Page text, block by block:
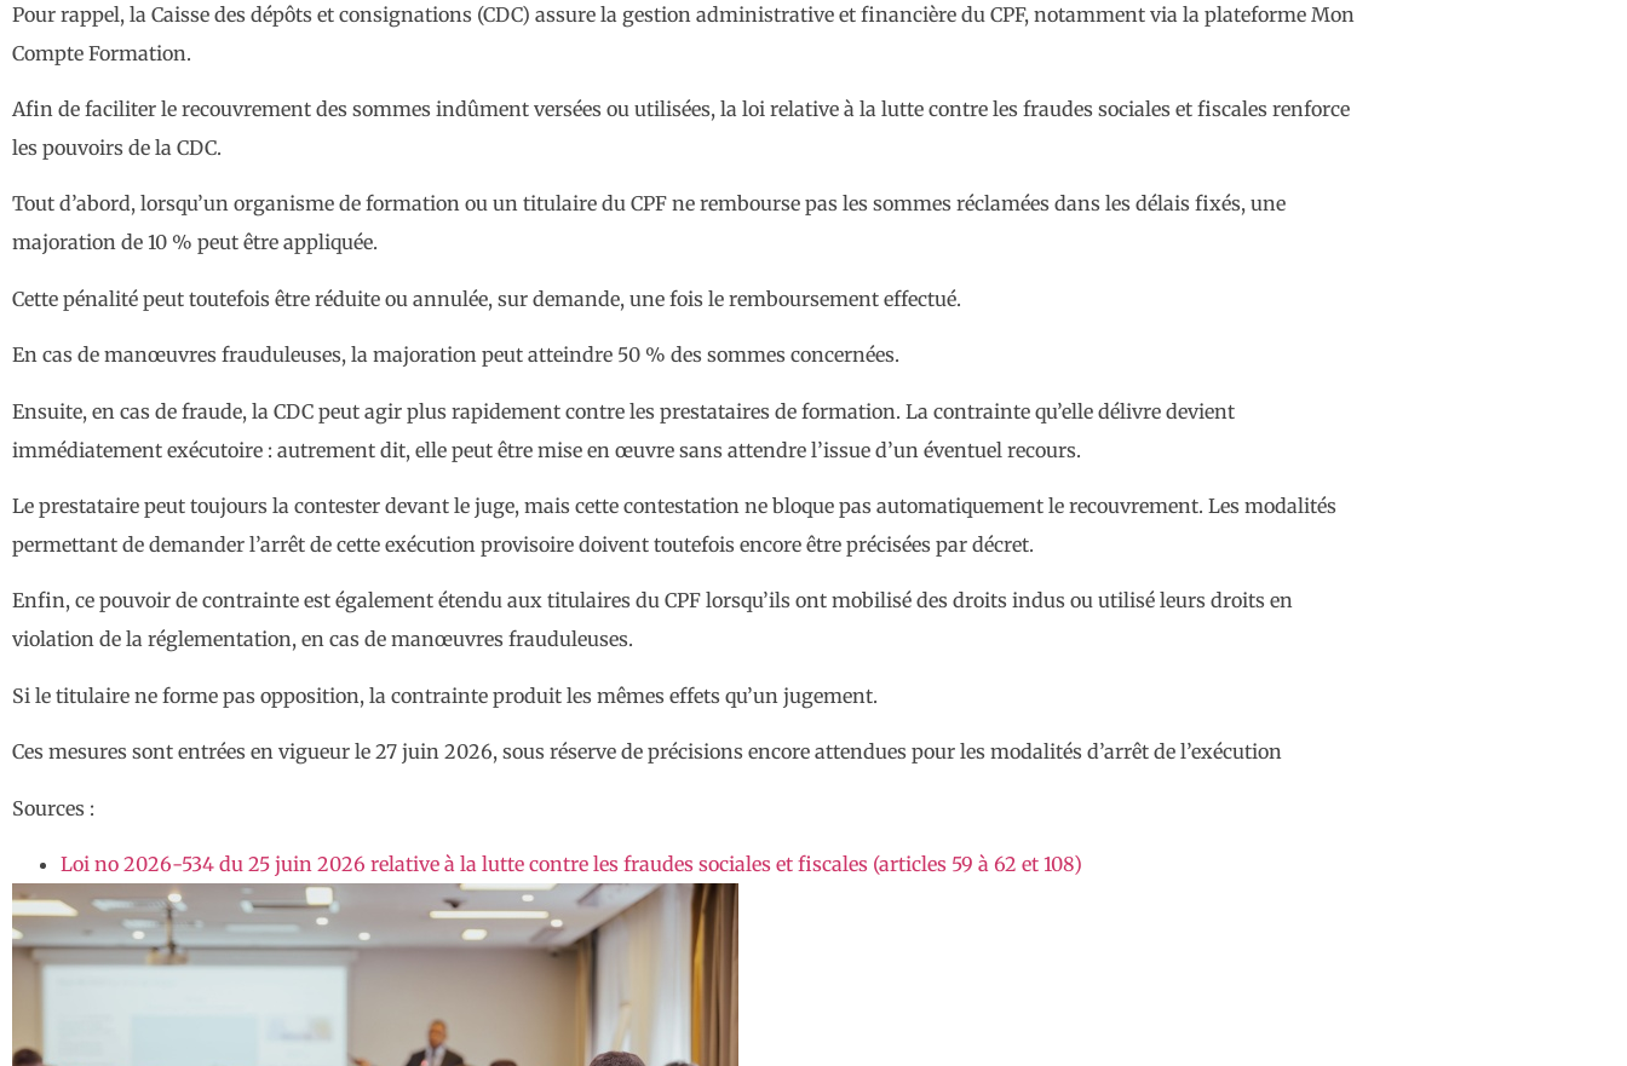
Pour rappel, la Caisse des dépôts et consignations (CDC) assure la gestion administrative et financière du CPF, notamment via la plateforme Mon
Compte Formation.
Afin de faciliter le recouvrement des sommes indûment versées ou utilisées, la loi relative à la lutte contre les fraudes sociales et fiscales renforce
les pouvoirs de la CDC.
Tout d’abord, lorsqu’un organisme de formation ou un titulaire du CPF ne rembourse pas les sommes réclamées dans les délais fixés, une
majoration de 10 % peut être appliquée.
Cette pénalité peut toutefois être réduite ou annulée, sur demande, une fois le remboursement effectué.
En cas de manœuvres frauduleuses, la majoration peut atteindre 50 % des sommes concernées.
Ensuite, en cas de fraude, la CDC peut agir plus rapidement contre les prestataires de formation. La contrainte qu’elle délivre devient
immédiatement exécutoire : autrement dit, elle peut être mise en œuvre sans attendre l’issue d’un éventuel recours.
Le prestataire peut toujours la contester devant le juge, mais cette contestation ne bloque pas automatiquement le recouvrement. Les modalités
permettant de demander l’arrêt de cette exécution provisoire doivent toutefois encore être précisées par décret.
Enfin, ce pouvoir de contrainte est également étendu aux titulaires du CPF lorsqu’ils ont mobilisé des droits indus ou utilisé leurs droits en
violation de la réglementation, en cas de manœuvres frauduleuses.
Si le titulaire ne forme pas opposition, la contrainte produit les mêmes effets qu’un jugement.
Ces mesures sont entrées en vigueur le 27 juin 2026, sous réserve de précisions encore attendues pour les modalités d’arrêt de l’exécution
Sources :
Loi no 2026-534 du 25 juin 2026 relative à la lutte contre les fraudes sociales et fiscales (articles 59 à 62 et 108)